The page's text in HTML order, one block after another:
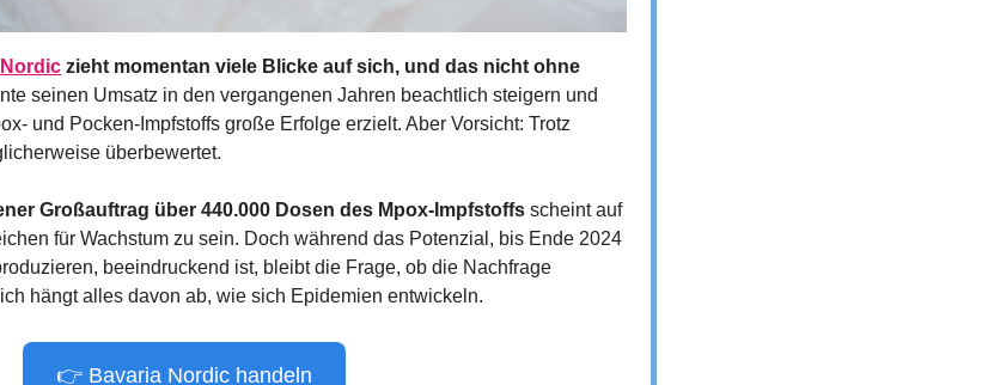
zieht momentan viele Blicke auf sich, und das nicht ohne
seinen Umsatz in den vergangenen Jahren beachtlich steigern und
und Pocken-Impfstoffs große Erfolge erzielt. Aber Vorsicht: Trotz
überbewertet.
Großauftrag über 440.000 Dosen des Mpox-Impfstoffs scheint auf
für Wachstum zu sein. Doch während das Potenzial, bis Ende 2024
beeindruckend ist, bleibt die Frage, ob die Nachfrage
hängt alles davon ab, wie sich Epidemien entwickeln.
👉 Bavaria Nordic handeln